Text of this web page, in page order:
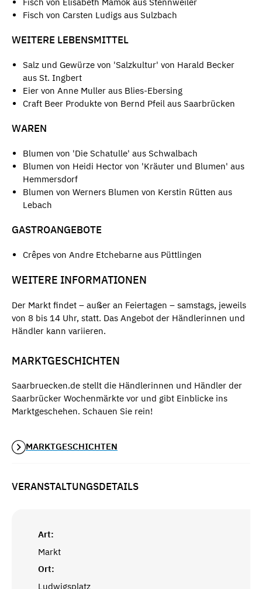
Fisch von Carsten Ludigs aus Sulzbach
WEITERE LEBENSMITTEL
Salz und Gewürze von 'Salzkultur' von Harald Becker
aus St. Ingbert
Eier von Anne Muller aus Blies-Ebersing
Craft Beer Produkte von Bernd Pfeil aus Saarbrücken
WAREN
Blumen von 'Die Schatulle' aus Schwalbach
Blumen von Heidi Hector von 'Kräuter und Blumen' aus
Hemmersdorf
Blumen von Werners Blumen von Kerstin Rütten aus
Lebach
GASTROANGEBOTE
Crêpes von Andre Etchebarne aus Püttlingen
WEITERE INFORMATIONEN
Der Markt findet – außer an Feiertagen – samstags, jeweils
von 8 bis 14 Uhr, statt. Das Angebot der Händlerinnen und
Händler kann variieren.
MARKTGESCHICHTEN
Saarbruecken.de stellt die Händlerinnen und Händler der
Saarbrücker Wochenmärkte vor und gibt Einblicke ins
Marktgeschehen. Schauen Sie rein!
MARKTGESCHICHTEN
VERANSTALTUNGSDETAILS
Art:
Markt
Ort:
Ludwigsplatz